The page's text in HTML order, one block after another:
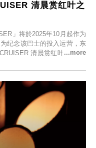
清晨赏红叶之
」将於2025年10月起作为
纪念该巴士的投入运营，东
清晨赏红叶之旅”，